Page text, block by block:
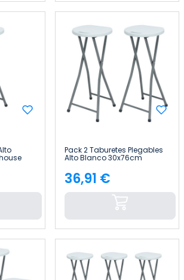
Pack 2 Taburetes Plegables
Alto Blanco 30x76cm
Precio
36,91 €